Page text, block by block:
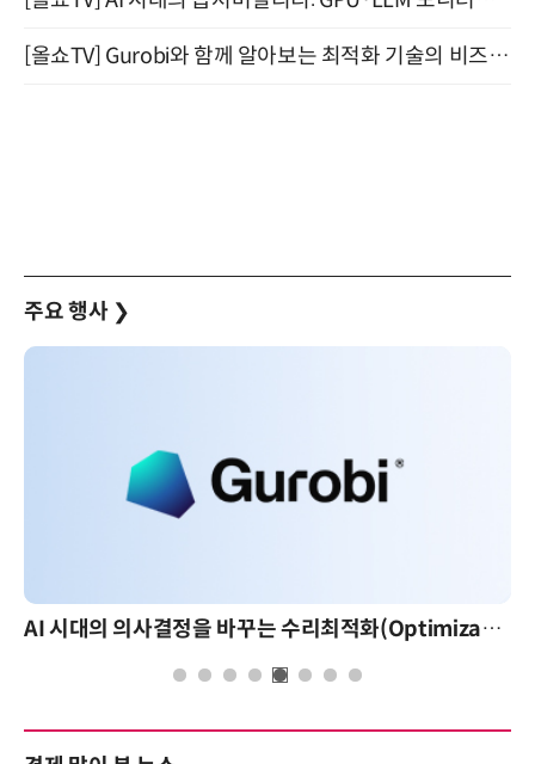
[올쇼TV] Gurobi와 함께 알아보는 최적화 기술의 비즈니스 활용 (8월 20일 생방송)
주요 행사 ❯
AI 시대의 의사결정을 바꾸는 수리최적화(Optimization): 실제 산업 적용 사례와 활용 전략